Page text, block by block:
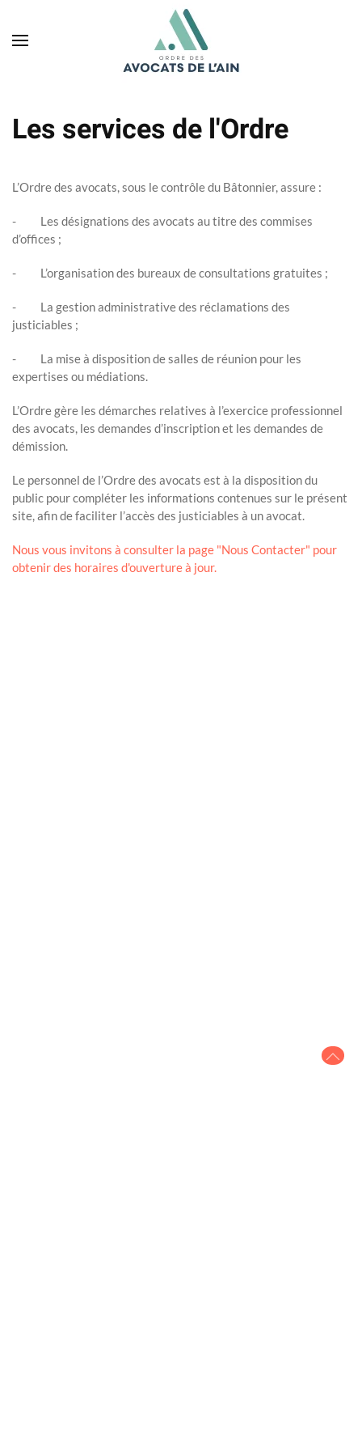
Les services de l'Ordre
L’Ordre des avocats, sous le contrôle du Bâtonnier, assure :
- Les désignations des avocats au titre des commises
d’offices ;
- L’organisation des bureaux de consultations gratuites ;
- La gestion administrative des réclamations des
justiciables ;
- La mise à disposition de salles de réunion pour les
expertises ou médiations.
L’Ordre gère les démarches relatives à l’exercice professionnel
des avocats, les demandes d’inscription et les demandes de
démission.
Le personnel de l’Ordre des avocats est à la disposition du
public pour compléter les informations contenues sur le présent
site, afin de faciliter l’accès des justiciables à un avocat.
Nous vous invitons à consulter la page "Nous Contacter" pour
obtenir des horaires d'ouverture à jour.